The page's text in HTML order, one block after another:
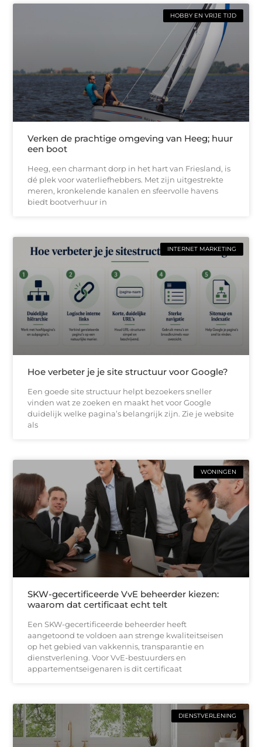
HOBBY EN VRIJE TIJD
Verken de prachtige omgeving van Heeg; huur
een boot
Heeg, een charmant dorp in het hart van Friesland, is
dé plek voor waterliefhebbers. Met zijn uitgestrekte
meren, kronkelende kanalen en sfeervolle havens
biedt bootverhuur in
INTERNET MARKETING
Hoe verbeter je je site structuur voor Google?
Een goede site structuur helpt bezoekers sneller
vinden wat ze zoeken en maakt het voor Google
duidelijk welke pagina’s belangrijk zijn. Zie je website
als
WONINGEN
SKW-gecertificeerde VvE beheerder kiezen:
waarom dat certificaat echt telt
Een SKW-gecertificeerde beheerder heeft
aangetoond te voldoen aan strenge kwaliteitseisen
op het gebied van vakkennis, transparantie en
dienstverlening. Voor VvE-bestuurders en
appartementseigenaren is dit certificaat
DIENSTVERLENING